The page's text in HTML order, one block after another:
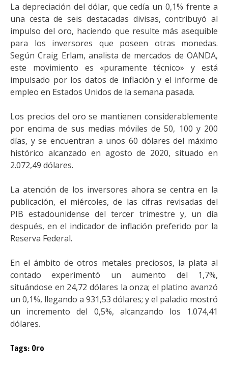
La depreciación del dólar, que cedía un 0,1% frente a
una cesta de seis destacadas divisas, contribuyó al
impulso del oro, haciendo que resulte más asequible
para los inversores que poseen otras monedas.
Según Craig Erlam, analista de mercados de OANDA,
este movimiento es «puramente técnico» y está
impulsado por los datos de inflación y el informe de
empleo en Estados Unidos de la semana pasada.
Los precios del oro se mantienen considerablemente
por encima de sus medias móviles de 50, 100 y 200
días, y se encuentran a unos 60 dólares del máximo
histórico alcanzado en agosto de 2020, situado en
2.072,49 dólares.
La atención de los inversores ahora se centra en la
publicación, el miércoles, de las cifras revisadas del
PIB estadounidense del tercer trimestre y, un día
después, en el indicador de inflación preferido por la
Reserva Federal.
En el ámbito de otros metales preciosos, la plata al
contado experimentó un aumento del 1,7%,
situándose en 24,72 dólares la onza; el platino avanzó
un 0,1%, llegando a 931,53 dólares; y el paladio mostró
un incremento del 0,5%, alcanzando los 1.074,41
dólares.
Tags: Oro